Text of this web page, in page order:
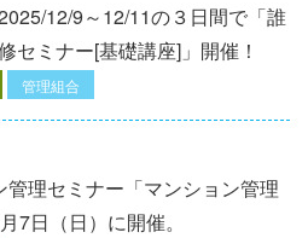
12/9～12/11の３日間で「誰
セミナー[基礎講座]」開催！
管理組合
理セミナー「マンション管理
7⽇（⽇）に開催。